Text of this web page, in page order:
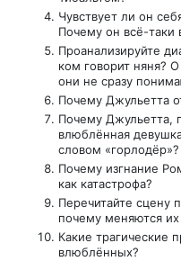
Чувствует ли он
Почему он всё-таки
Проанализируйте
ком говорит няня?
они не сразу
Почему Джульетта
Почему Джульетта,
влюблённая
словом «горлодёр»?
Почему изгнание
как катастрофа?
Перечитайте сцену
почему меняются
Какие трагические
влюблённых?